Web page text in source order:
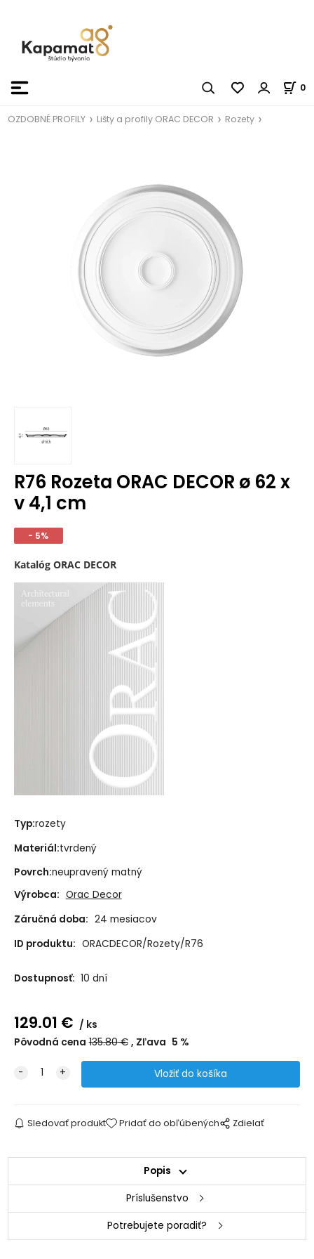
0
OZDOBNÉ PROFILY Lišty a profily ORAC DECOR Rozety
R76 Rozeta ORAC DECOR ø 62 x
v 4,1 cm
- 5%
Katalóg ORAC DECOR
Typ:rozety
Materiál:tvrdený
Povrch:neupravený matný
Výrobca: Orac Decor
Záručná doba: 24 mesiacov
ID produktu: ORACDECOR/Rozety/R76
Dostupnosť: 10 dní
129.01 €
ks
Pôvodná cena 135.80€ Zľava 5 %
Sledovať produkt Pridať do obľúbených Zdielať
Popis
Príslušenstvo
Potrebujete poradiť?